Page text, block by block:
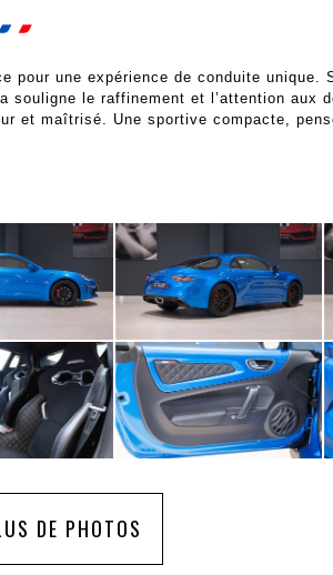
pour une expérience de conduite
le raffinement et l’attention aux
et maîtrisé. Une sportive compacte,
DE PHOTOS